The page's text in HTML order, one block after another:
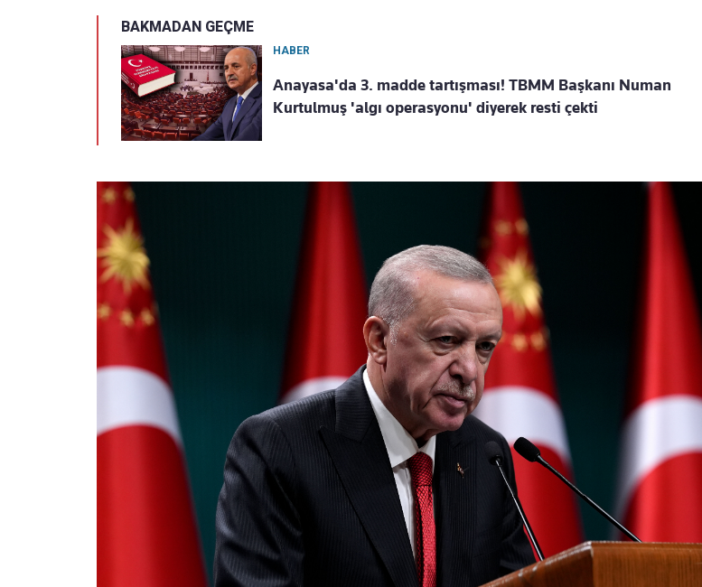
BAKMADAN GEÇME
HABER
Anayasa'da 3. madde tartışması! TBMM Başkanı Numan
Kurtulmuş 'algı operasyonu' diyerek resti çekti